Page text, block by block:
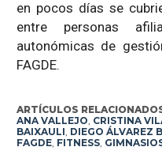
en pocos días se
entre personas
autonómicas de
FAGDE.
ARTÍCULOS
ANA VALLEJO, CRISTINA
BAIXAULI, DIEGO ÁLVAREZ
FAGDE, FITNESS,